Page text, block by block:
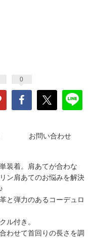
0
お問い合わせ
装着。肩あてが合わな
ン肩あてのお悩みを解決
と弾力のあるコーデュロ
ル付き。
わせて首回りの長さを調